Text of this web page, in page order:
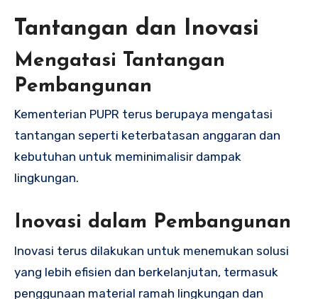
Tantangan dan Inovasi
Mengatasi Tantangan
Pembangunan
Kementerian PUPR terus berupaya mengatasi
tantangan seperti keterbatasan anggaran dan
kebutuhan untuk meminimalisir dampak
lingkungan.
Inovasi dalam Pembangunan
Inovasi terus dilakukan untuk menemukan solusi
yang lebih efisien dan berkelanjutan, termasuk
penggunaan material ramah lingkungan dan